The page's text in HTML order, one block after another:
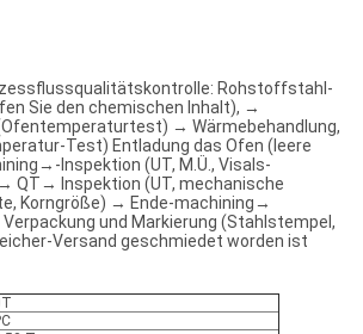
Rohstoffstahl-
Sie den chemischen Inhalt), →
→ Wärmebehandlung,
Test) Entladung das Ofen (leere
Inspektion (UT, M.Ü., Visals-
QT→ Inspektion (UT, mechanische
Korngröße) → Ende-machining→
und Markierung (Stahlstempel,
Versand geschmiedet worden ist